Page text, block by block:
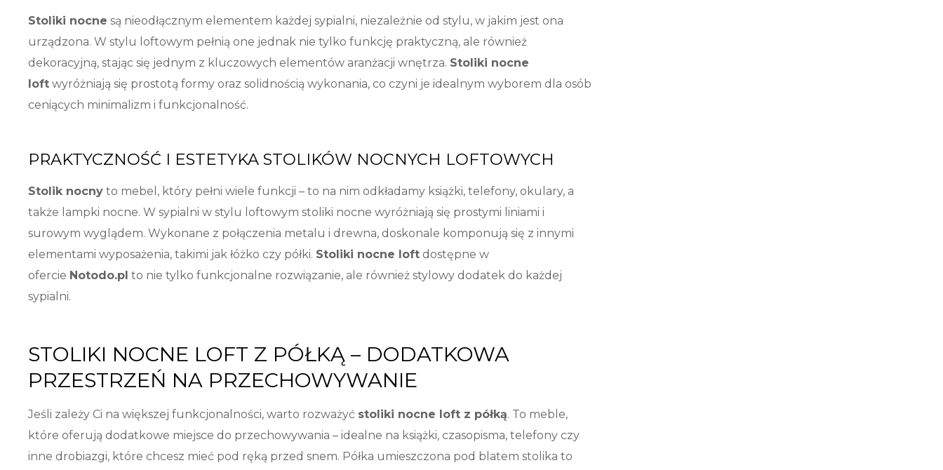
Stoliki nocne są nieodłącznym elementem każdej sypialni, niezależnie od stylu, w jakim jest ona
urządzona. W stylu loftowym pełnią one jednak nie tylko funkcję praktyczną, ale również
dekoracyjną, stając się jednym z kluczowych elementów aranżacji wnętrza. Stoliki nocne
loft wyróżniają się prostotą formy oraz solidnością wykonania, co czyni je idealnym wyborem dla osób
ceniących minimalizm i funkcjonalność.
PRAKTYCZNOŚĆ I ESTETYKA STOLIKÓW NOCNYCH LOFTOWYCH
Stolik nocny to mebel, który pełni wiele funkcji – to na nim odkładamy książki, telefony, okulary, a
także lampki nocne. W sypialni w stylu loftowym stoliki nocne wyróżniają się prostymi liniami i
surowym wyglądem. Wykonane z połączenia metalu i drewna, doskonale komponują się z innymi
elementami wyposażenia, takimi jak łóżko czy półki. Stoliki nocne loft dostępne w
ofercie Notodo.pl to nie tylko funkcjonalne rozwiązanie, ale również stylowy dodatek do każdej
sypialni.
STOLIKI NOCNE LOFT Z PÓŁKĄ – DODATKOWA
PRZESTRZEŃ NA PRZECHOWYWANIE
Jeśli zależy Ci na większej funkcjonalności, warto rozważyć stoliki nocne loft z półką. To meble,
które oferują dodatkowe miejsce do przechowywania – idealne na książki, czasopisma, telefony czy
inne drobiazgi, które chcesz mieć pod ręką przed snem. Półka umieszczona pod blatem stolika to